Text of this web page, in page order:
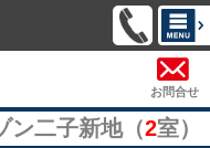
お問合せ
ン二子新地（2室）